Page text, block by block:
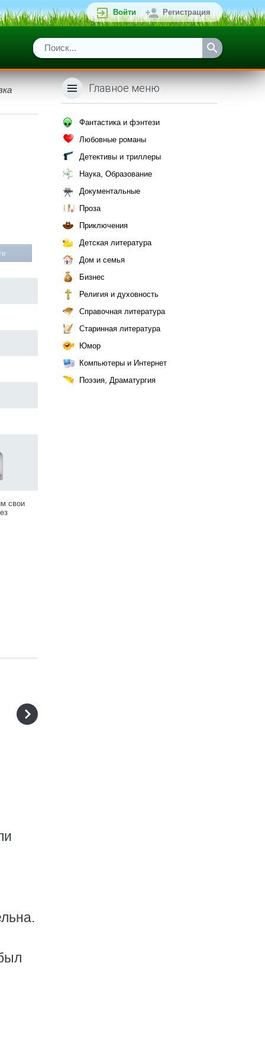
Войти Регистрация
свои
Главное меню
Фантастика и фэнтези
Любовные романы
Детективы и триллеры
Наука, Образование
Документальные
Проза
Приключения
Детская литература
Дом и семья
Бизнес
Религия и духовность
Справочная литература
Старинная литература
Юмор
Компьютеры и Интернет
Поэзия, Драматургия